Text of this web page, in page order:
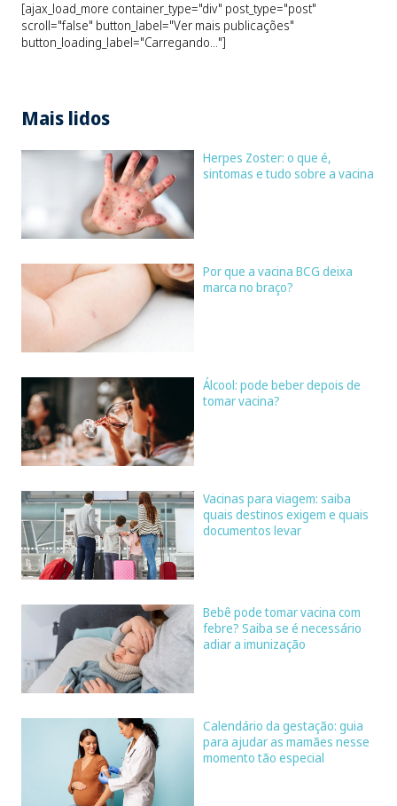
[ajax_load_more container_type="div" post_type="post"
scroll="false" button_label="Ver mais publicações"
button_loading_label="Carregando..."]
Mais lidos
Herpes Zoster: o que é,
sintomas e tudo sobre a vacina
Por que a vacina BCG deixa
marca no braço?
Álcool: pode beber depois de
tomar vacina?
Vacinas para viagem: saiba
quais destinos exigem e quais
documentos levar
Bebê pode tomar vacina com
febre? Saiba se é necessário
adiar a imunização
Calendário da gestação: guia
para ajudar as mamães nesse
momento tão especial